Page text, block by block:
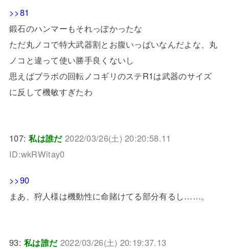
>>81
鍛石のハンマーもそれっぽかったな
ただ丸ノコで特大武器割とお腹いっぱいなんだよな、丸
ノコと違って使い勝手良くないし
思えばブラボの回転ノコギリのステR1は武器のサイズ
に反して機敏すぎたわ
107:私は誰だ 2022/03/26(土) 20:20:58.11
ID:wkRWitay0
>>90
まあ、狩人様は機動性に命賭けてる部分有るし……。
93:私は誰だ 2022/03/26(土) 20:19:37.13